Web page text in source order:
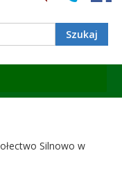
Silnowo w